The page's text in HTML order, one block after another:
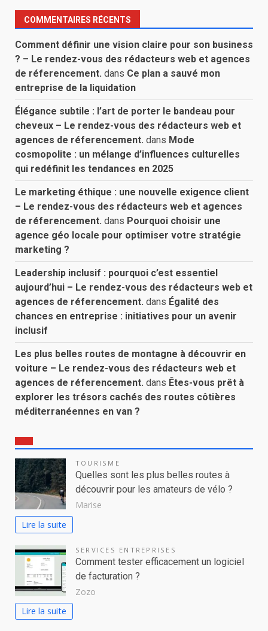
COMMENTAIRES RÉCENTS
Comment définir une vision claire pour son business
? – Le rendez-vous des rédacteurs web et agences
de réferencement. dans Ce plan a sauvé mon
entreprise de la liquidation
Élégance subtile : l’art de porter le bandeau pour
cheveux – Le rendez-vous des rédacteurs web et
agences de réferencement. dans Mode
cosmopolite : un mélange d’influences culturelles
qui redéfinit les tendances en 2025
Le marketing éthique : une nouvelle exigence client
– Le rendez-vous des rédacteurs web et agences
de réferencement. dans Pourquoi choisir une
agence géo locale pour optimiser votre stratégie
marketing ?
Leadership inclusif : pourquoi c’est essentiel
aujourd’hui – Le rendez-vous des rédacteurs web et
agences de réferencement. dans Égalité des
chances en entreprise : initiatives pour un avenir
inclusif
Les plus belles routes de montagne à découvrir en
voiture – Le rendez-vous des rédacteurs web et
agences de réferencement. dans Êtes-vous prêt à
explorer les trésors cachés des routes côtières
méditerranéennes en van ?
TOURISME
Quelles sont les plus belles routes à
découvrir pour les amateurs de vélo ?
Marise
Lire la suite
SERVICES ENTREPRISES
Comment tester efficacement un logiciel
de facturation ?
Zozo
Lire la suite